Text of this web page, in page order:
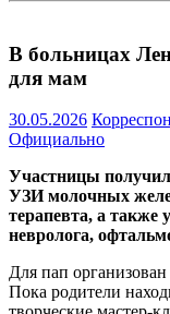
В больницах
для мам
30.05.2026
Официально
Участницы
УЗИ молочных
терапевта, а также
невролога,
Для пап
Пока родители